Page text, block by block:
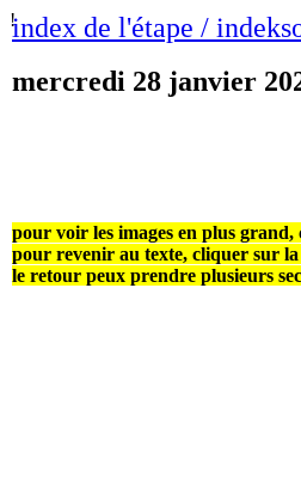
!index de l'étape /
mercredi 28 janvier
pour voir les images en plus grand,
pour revenir au texte, cliquer sur la
le retour peux prendre plusieurs